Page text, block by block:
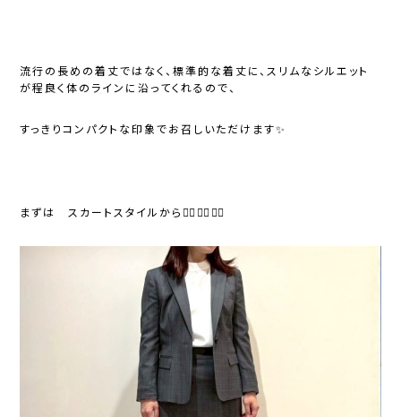
流行の長めの着丈ではなく、標準的な着丈に、スリムなシルエット
が程良く体のラインに沿ってくれるので、
すっきりコンパクトな印象でお召しいただけます✨
まずは スカートスタイルから💁‍♀️💁‍♀️💁‍♀️